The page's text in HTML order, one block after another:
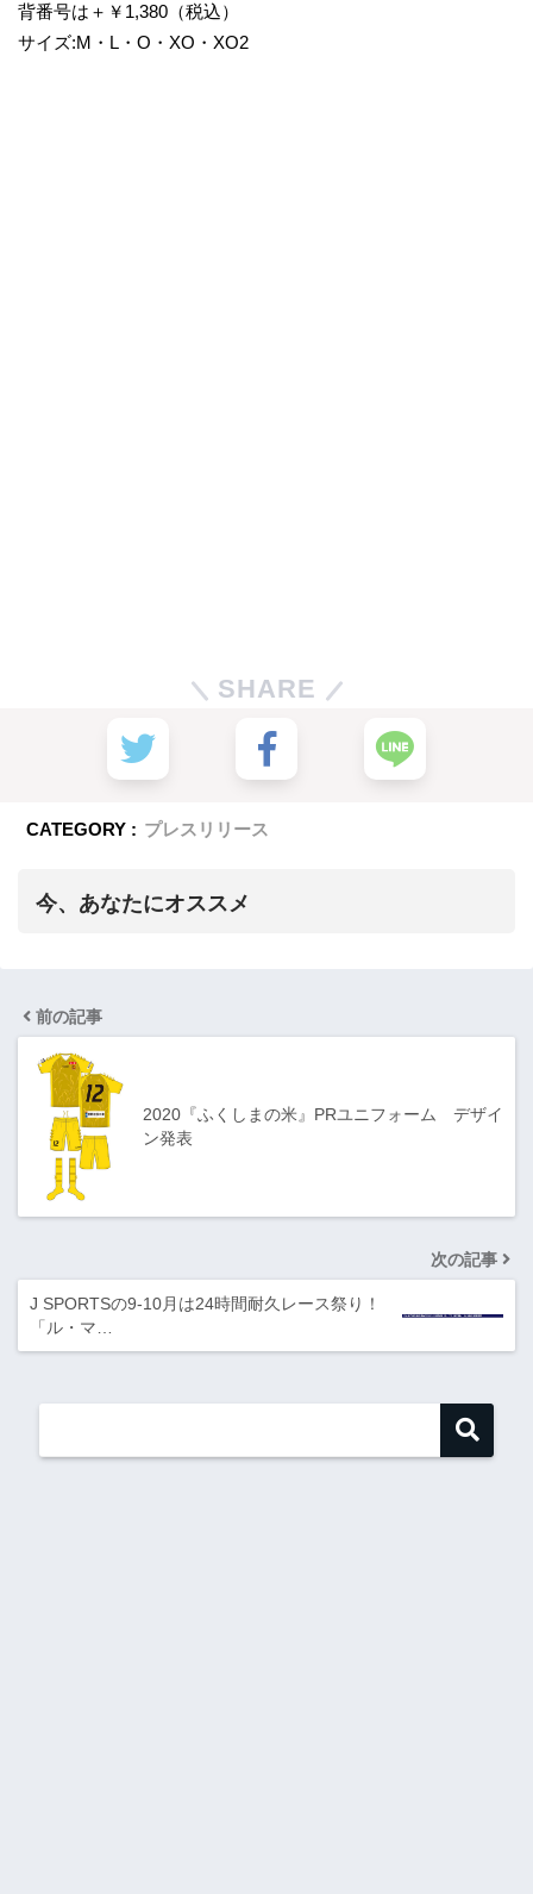
背番号は＋￥1,380（税込）
サイズ:M・L・O・XO・XO2
SHARE
CATEGORY : プレスリリース
今、あなたにオススメ
前の記事
2020『ふくしまの米』PRユニフォーム デザイ
ン発表
次の記事
J SPORTSの9-10月は24時間耐久レース祭り！
「ル・マ…